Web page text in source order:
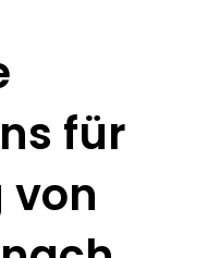
für
von